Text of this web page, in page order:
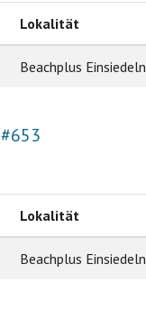
Lokalität
Beachplus Einsiedeln
Lokalität
Beachplus Einsiedeln